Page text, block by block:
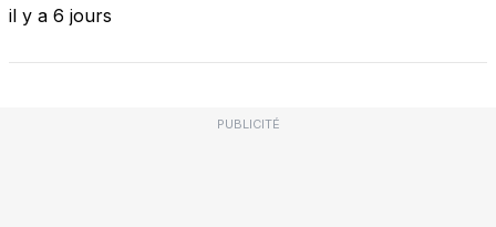
il y a 6 jours
PUBLICITÉ